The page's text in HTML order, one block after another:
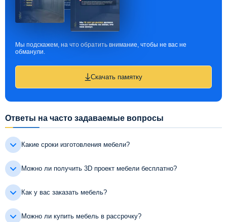
Мы подскажем, на что обратить внимание, чтобы не вас не
обманули.
Скачать памятку
Ответы на часто задаваемые вопросы
Какие сроки изготовления мебели?
Можно ли получить 3D проект мебели бесплатно?
Как у вас заказать мебель?
Можно ли купить мебель в рассрочку?